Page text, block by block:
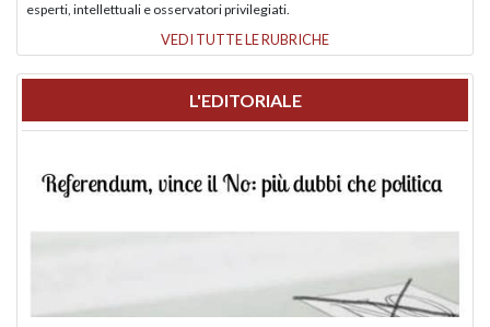
esperti, intellettuali e osservatori privilegiati.
VEDI TUTTE LE RUBRICHE
L'EDITORIALE